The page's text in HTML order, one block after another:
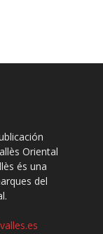
Oriental
és una
del